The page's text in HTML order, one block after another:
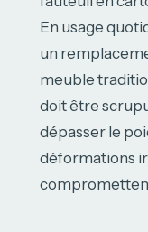
En usage
un
meuble
doit être
dépasser le
déformations